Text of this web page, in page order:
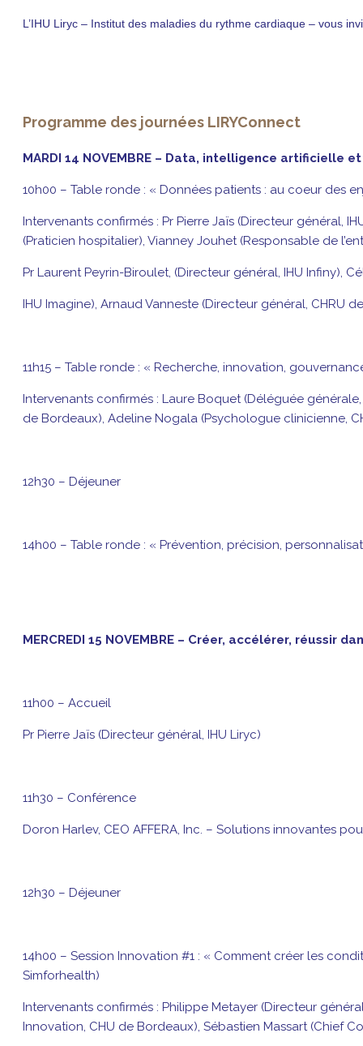
L’IHU Liryc – Institut des maladies du rythme cardiaque – vous
Programme des journées LIRYConnect
MARDI 14 NOVEMBRE – Data, intelligence artificielle
10h00 – Table ronde : « Données patients : au coeur des
Intervenants confirmés : Pr Pierre Jaïs (Directeur général,
(Praticien hospitalier), Vianney Jouhet (Responsable de
Pr Laurent Peyrin-Biroulet, (Directeur général, IHU Infiny),
IHU Imagine), Arnaud Vanneste (Directeur général, CHRU
11h15 – Table ronde : « Recherche, innovation,
Intervenants confirmés : Laure Boquet (Déléguée
de Bordeaux), Adeline Nogala (Psychologue clinicienne,
12h30 – Déjeuner
14h00 – Table ronde : « Prévention, précision,
MERCREDI 15 NOVEMBRE – Créer, accélérer, réussir
11h00 – Accueil
Pr Pierre Jaïs (Directeur général, IHU Liryc)
11h30 – Conférence
Doron Harlev, CEO AFFERA, Inc. – Solutions innovantes
12h30 – Déjeuner
14h00 – Session Innovation #1 : « Comment créer les
Simforhealth)
Intervenants confirmés : Philippe Metayer (Directeur
Innovation, CHU de Bordeaux), Sébastien Massart (Chief